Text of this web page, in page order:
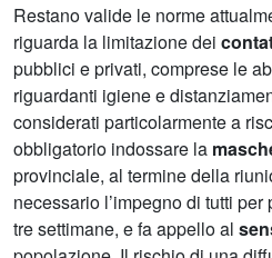
Restano valide le norme
riguarda la limitazione dei
pubblici e privati, comprese le
riguardanti igiene e
considerati particolarmente a
obbligatorio indossare la
provinciale, al termine della
necessario l’impegno di tutti
tre settimane, e fa appello al